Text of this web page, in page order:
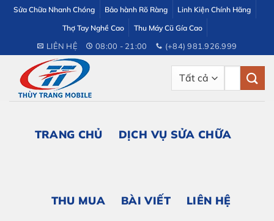
dung
Sửa Chữa Nhanh Chóng Bảo hành Rõ Ràng
Linh Kiện Chính Hãng
Thợ Tay Nghề Cao
Thu Máy Cũ Gía Cao
LIÊN HỆ 08:00 - 21:00 (+84) 981.926.999
TRANG CHỦ DỊCH VỤ SỬA CHỮA
THU MUA BÀI VIẾT LIÊN HỆ